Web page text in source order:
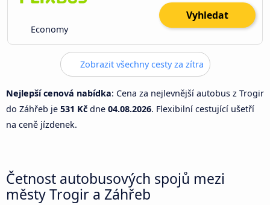
Economy
Vyhledat
Zobrazit všechny cesty za zítra
Nejlepší cenová nabídka: Cena za nejlevnější autobus z Trogir
do Záhřeb je 531 Kč dne 04.08.2026. Flexibilní cestující ušetří
na ceně jízdenek.
Četnost autobusových spojů mezi
městy Trogir a Záhřeb